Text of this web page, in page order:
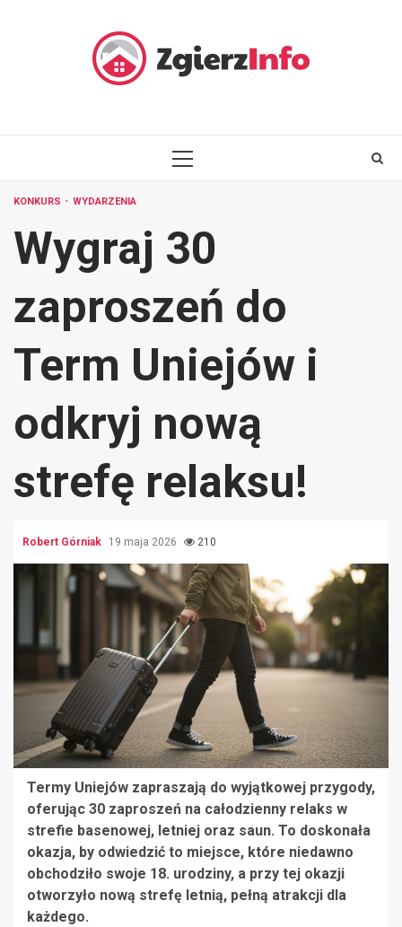
PRIMARY
KONKURS WYDARZENIA
Wygraj 30
zaproszeń do
Term Uniejów i
odkryj nową
strefę relaksu!
Robert Górniak 19 maja 2026 210
Termy Uniejów zapraszają do wyjątkowej przygody,
oferując 30 zaproszeń na całodzienny relaks w
strefie basenowej, letniej oraz saun. To doskonała
okazja, by odwiedzić to miejsce, które niedawno
obchodziło swoje 18. urodziny, a przy tej okazji
otworzyło nową strefę letnią, pełną atrakcji dla
każdego.